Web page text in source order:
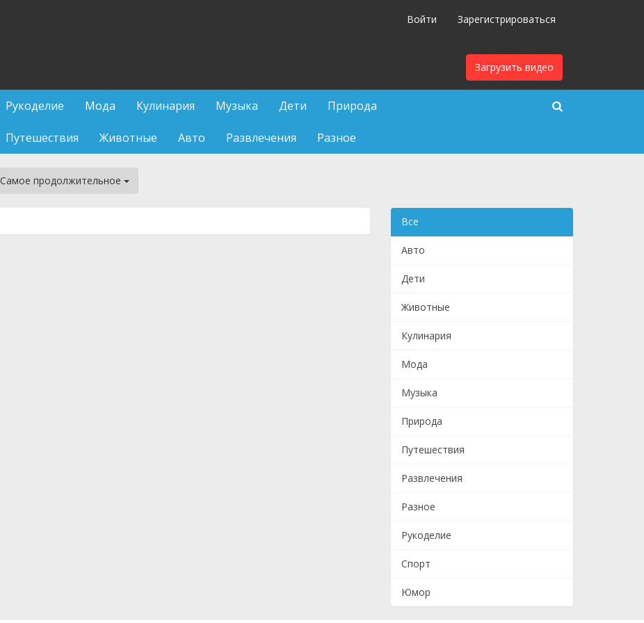
Войти Зарегистрироваться
Загрузить видео
Рукоделие Мода Кулинария Музыка Дети Природа
Путешествия Животные Авто Развлечения Разное
Самое продолжительное
Все
Авто
Дети
Животные
Кулинария
Мода
Музыка
Природа
Путешествия
Развлечения
Разное
Рукоделие
Спорт
Юмор